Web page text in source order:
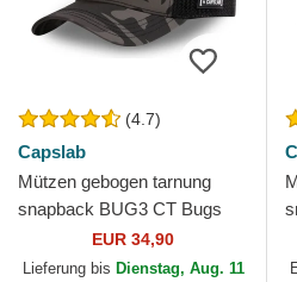
(4.7)
Capslab
Mützen gebogen tarnung
snapback BUG3 CT Bugs
Bunny Looney Tunes von
Capslab
EUR 34,90
Lieferung bis Dienstag, Aug. 11